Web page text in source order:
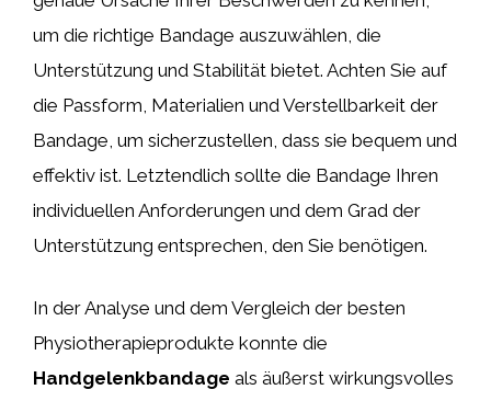
um die richtige Bandage auszuwählen, die
Unterstützung und Stabilität bietet. Achten Sie auf
die Passform, Materialien und Verstellbarkeit der
Bandage, um sicherzustellen, dass sie bequem und
effektiv ist. Letztendlich sollte die Bandage Ihren
individuellen Anforderungen und dem Grad der
Unterstützung entsprechen, den Sie benötigen.
In der Analyse und dem Vergleich der besten
Physiotherapieprodukte konnte die
Handgelenkbandage als äußerst wirkungsvolles